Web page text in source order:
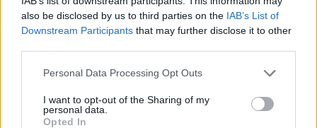
also be disclosed by us to third parties on the IAB’s List of
Downstream Participants that may further disclose it to other
Personal Data Processing Opt Outs
I want to opt-out of the Sharing of my
personal data.
Opted In